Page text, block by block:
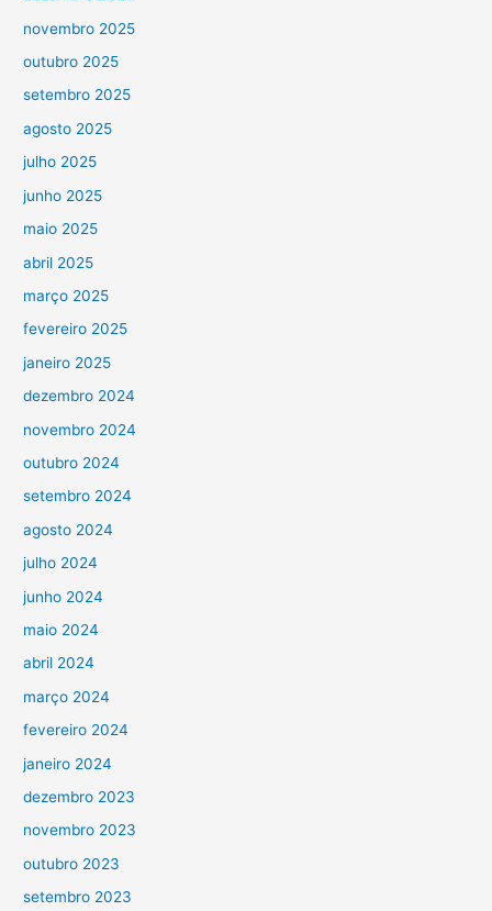
novembro 2025
outubro 2025
setembro 2025
agosto 2025
julho 2025
junho 2025
maio 2025
abril 2025
março 2025
fevereiro 2025
janeiro 2025
dezembro 2024
novembro 2024
outubro 2024
setembro 2024
agosto 2024
julho 2024
junho 2024
maio 2024
abril 2024
março 2024
fevereiro 2024
janeiro 2024
dezembro 2023
novembro 2023
outubro 2023
setembro 2023